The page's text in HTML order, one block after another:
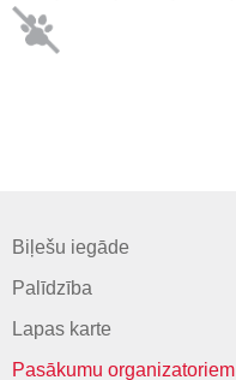
Biļešu iegāde
Palīdzība
Lapas karte
Pasākumu organizatoriem